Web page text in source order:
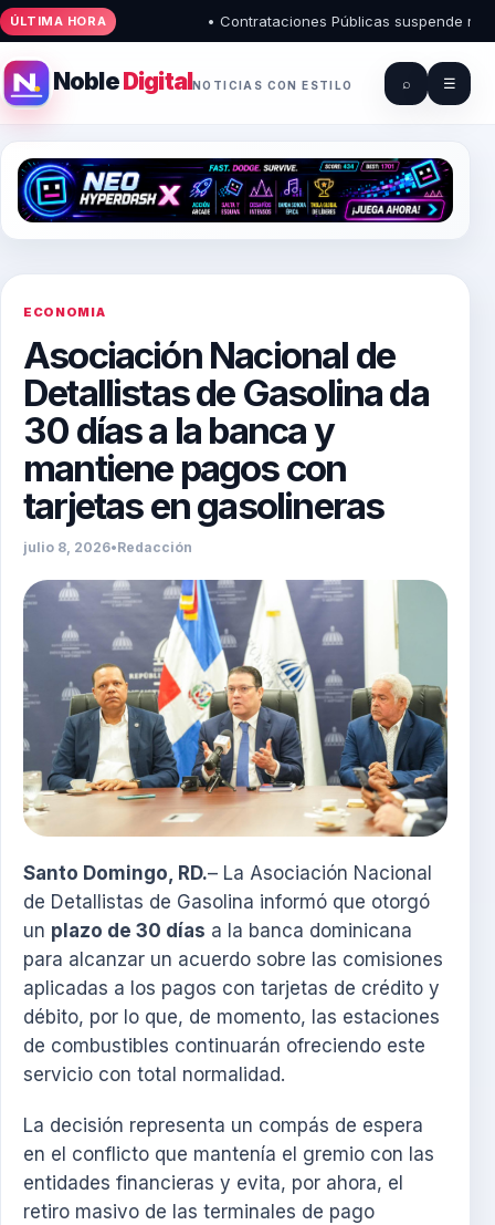
ÚLTIMA HORA • Contrataciones Públicas suspende
NobleDigitalNOTICIAS CON ESTILO ⌕ ☰
ECONOMIA
Asociación Nacional de
Detallistas de Gasolina da
30 días a la banca y
mantiene pagos con
tarjetas en gasolineras
julio 8, 2026•Redacción
Santo Domingo, RD.– La Asociación Nacional
de Detallistas de Gasolina informó que otorgó
un plazo de 30 días a la banca dominicana
para alcanzar un acuerdo sobre las comisiones
aplicadas a los pagos con tarjetas de crédito y
débito, por lo que, de momento, las estaciones
de combustibles continuarán ofreciendo este
servicio con total normalidad.
La decisión representa un compás de espera
en el conflicto que mantenía el gremio con las
entidades financieras y evita, por ahora, el
retiro masivo de las terminales de pago